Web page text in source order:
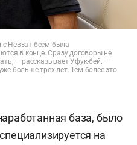
превратить бывшую
хотели
но этого так и не
малайзийцы
Здание даже
на земли, но не на
Невзат-беем была
в конце. Сразу договоры не
— рассказывает Уфук-бей. —
больше трех лет. Тем более это
база, было
на